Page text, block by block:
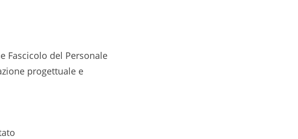
Fascicolo del Personale
progettuale e